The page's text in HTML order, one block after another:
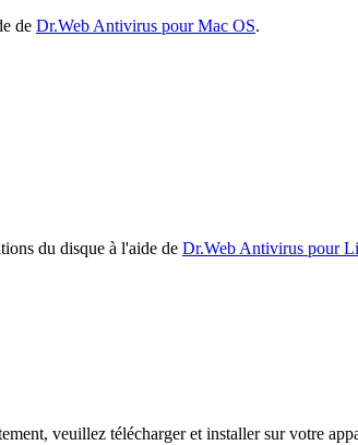
de Dr.Web Antivirus pour Mac OS.
du disque à l'aide de Dr.Web Antivirus pour
veuillez télécharger et installer sur votre